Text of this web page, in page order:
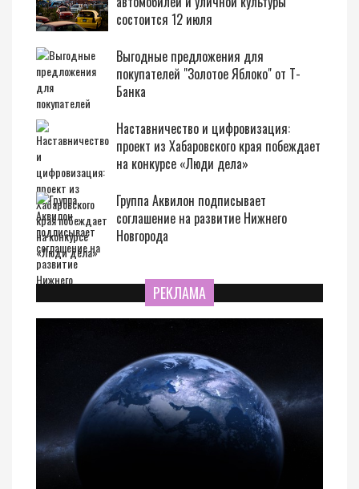
состоится 12 июля
Выгодные предложения для
покупателей "Золотое Яблоко" от Т-
Банка
Наставничество и цифровизация:
проект из Хабаровского края побеждает
на конкурсе «Люди дела»
Группа Аквилон подписывает
соглашение на развитие Нижнего
Новгорода
РЕКЛАМА